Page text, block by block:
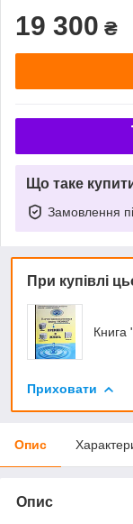
19 300 ₴
Що таке
Замовлення
При купівлі
Книга
Приховати
Опис
Опис